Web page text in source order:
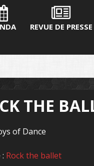
REVUE DE PRESSE
THE
of Dance
Rock the ballet